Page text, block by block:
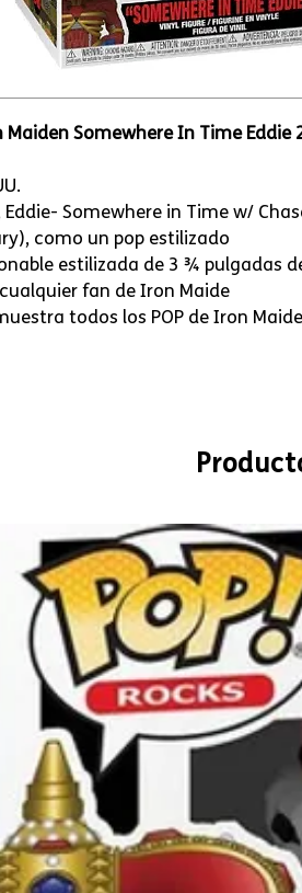
Maiden Somewhere In Time Eddie
Eddie- Somewhere in Time w/
como un pop estilizado
estilizada de 3 ¾ pulgadas
fan de Iron Maide
todos los POP de Iron